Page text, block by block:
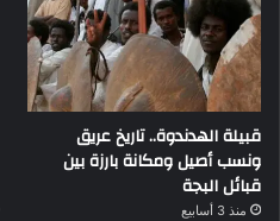
قبيلة الهدندوة.. تاريخ عريق
ونسب أصيل ومكانة بارزة بين
قبائل البجة
منذ 3 أسابيع